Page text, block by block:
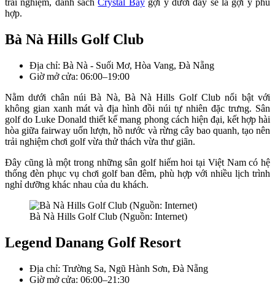
trải nghiệm, danh sáchCrystal Baygợi ý dưới đây sẽ là gợi ý phù
hợp.
Bà Nà Hills Golf Club
Địa chỉ: Bà Nà - Suối Mơ, Hòa Vang, Đà Nẵng
Giờ mở cửa: 06:00–19:00
Nằm dưới chân núi Bà Nà, Bà Nà Hills Golf Club nổi bật với
không gian xanh mát và địa hình đồi núi tự nhiên đặc trưng. Sân
golf do Luke Donald thiết kế mang phong cách hiện đại, kết hợp hài
hòa giữa fairway uốn lượn, hồ nước và rừng cây bao quanh, tạo nên
trải nghiệm chơi golf vừa thử thách vừa thư giãn.
Đây cũng là một trong những sân golf hiếm hoi tại Việt Nam có hệ
thống đèn phục vụ chơi golf ban đêm, phù hợp với nhiều lịch trình
nghỉ dưỡng khác nhau của du khách.
Bà Nà Hills Golf Club (Nguồn: Internet)
Legend Danang Golf Resort
Địa chỉ: Trường Sa, Ngũ Hành Sơn, Đà Nẵng
Giờ mở cửa: 06:00–21:30